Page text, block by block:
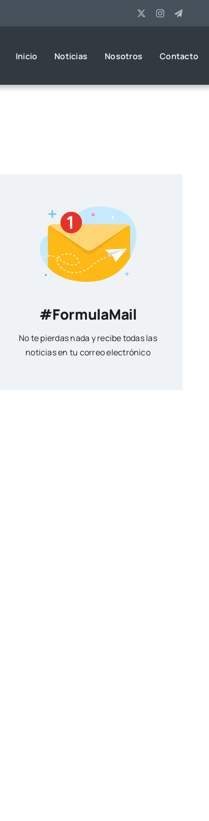
Inicio Noticias Nosotros Contacto
#FormulaMail
No te pierdas nada y recibe todas las
noticias en tu correo electrónico